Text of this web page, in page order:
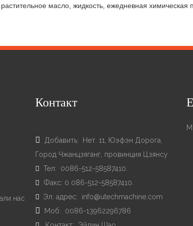
растительное масло, жидкость, ежедневная
нас
Контакт

Добавить: Hет. 11, Юэфэн Дорога,
Город Чжанцзяганг, провинция Цзянсу
 Тел: 0086-512-58587410.
 Факс: 0 086-512-58587410.
 Эл. адрес: info@utechmachine.com
 Моб: 0086-13962296786